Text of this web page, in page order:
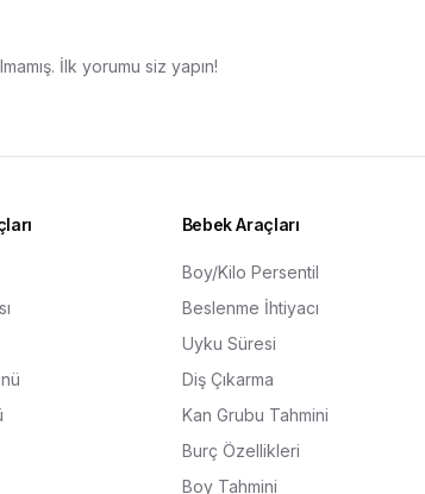
İlk yorumu siz yapın!
Bebek Araçları
Boy/Kilo Persentil
Beslenme İhtiyacı
Uyku Süresi
Diş Çıkarma
Kan Grubu Tahmini
Burç Özellikleri
Boy Tahmini